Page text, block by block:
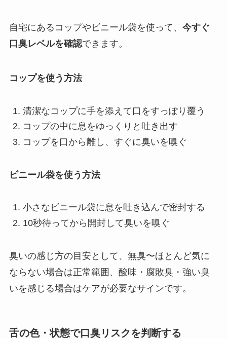
自宅にあるコップやビニール袋を使って、 今すぐ
口臭レベルを確認できます。
コップを使う方法
清潔なコップに手を添えて口をすっぽり覆う
コップの中に息をゆっくりと吐き出す
コップを口から離し、すぐに臭いを嗅ぐ
ビニール袋を使う方法
小さなビニール袋に息を吐き込んで密封する
10秒待ってから開封して臭いを嗅ぐ
臭いの感じ方の目安として、無臭〜ほとんど気に
ならない場合は正常範囲、酸味・腐敗臭・強い臭
いを感じる場合はケアが必要なサインです。
舌の色・状態で口臭リスクを判断する